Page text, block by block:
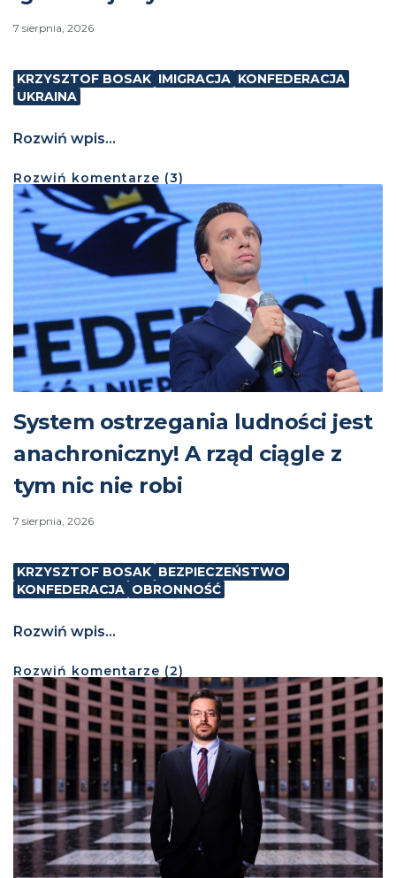
7 sierpnia, 2026
KRZYSZTOF BOSAK IMIGRACJA KONFEDERACJA
UKRAINA
Rozwiń wpis...
Rozwiń komentarze (3)
System ostrzegania ludności jest
anachroniczny! A rząd ciągle z
tym nic nie robi
7 sierpnia, 2026
KRZYSZTOF BOSAK BEZPIECZEŃSTWO
KONFEDERACJA OBRONNOŚĆ
Rozwiń wpis...
Rozwiń komentarze (2)